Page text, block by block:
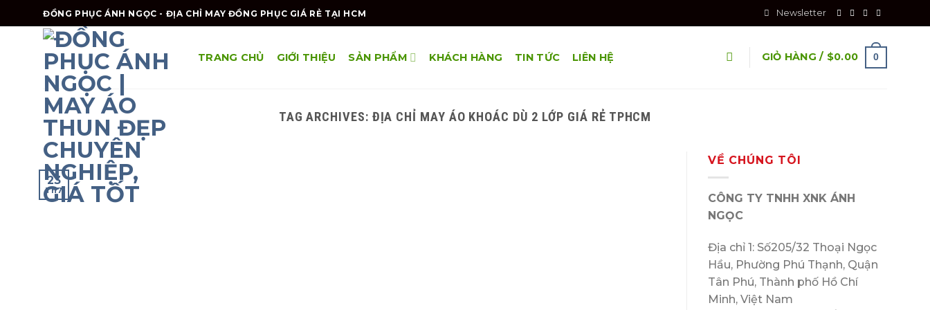
to
content
ĐỒNG PHỤC ÁNH NGỌC - ĐỊA CHỈ MAY ĐỒNG PHỤC GIÁ RẺ TẠI HCM Newsletter
TRANG CHỦ GIỚI THIỆU SẢN PHẨM KHÁCH HÀNG TIN TỨC LIÊN HỆ GIỎ HÀNG / $0.00 0
TAG ARCHIVES: ĐỊA CHỈ MAY ÁO KHOÁC DÙ 2 LỚP GIÁ RẺ TPHCM
23
Th7
VỀ CHÚNG TÔI
CÔNG TY TNHH XNK ÁNH
NGỌC
Địa chỉ 1: Số205/32 Thoại Ngọc
Hầu, Phường Phú Thạnh, Quận
Tân Phú, Thành phố Hồ Chí
Minh, Việt Nam